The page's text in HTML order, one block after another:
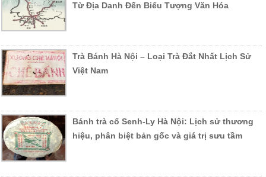
Từ Địa Danh Đến Biểu Tượng Văn Hóa
Trà Bánh Hà Nội – Loại Trà Đắt Nhất Lịch Sử
Việt Nam
Bánh trà cổ Senh-Ly Hà Nội: Lịch sử thương
hiệu, phân biệt bản gốc và giá trị sưu tầm